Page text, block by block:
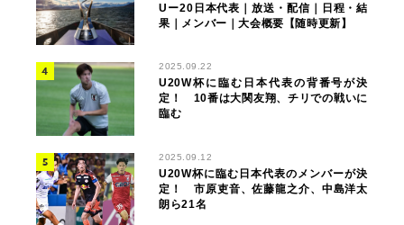
Uー20日本代表｜放送・配信｜日程・結
果｜メンバー｜大会概要【随時更新】
2025.09.22
U20W杯に臨む日本代表の背番号が決
定！ 10番は大関友翔、チリでの戦いに
臨む
2025.09.12
U20W杯に臨む日本代表のメンバーが決
定！ 市原吏音、佐藤龍之介、中島洋太
朗ら21名